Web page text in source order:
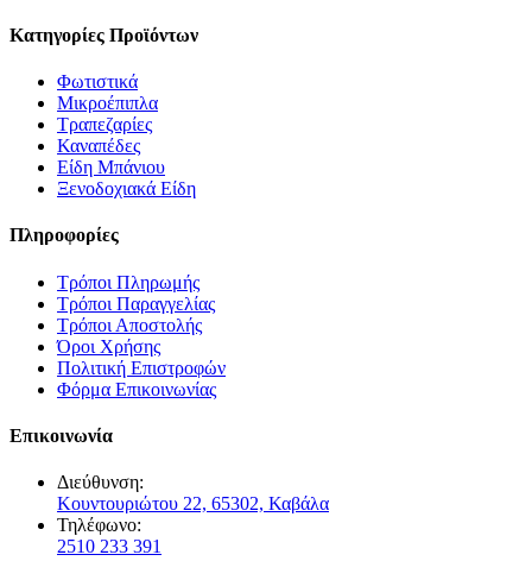
Κατηγορίες Προϊόντων
Φωτιστικά
Μικροέπιπλα
Τραπεζαρίες
Καναπέδες
Είδη Μπάνιου
Ξενοδοχιακά Είδη
Πληροφορίες
Τρόποι Πληρωμής
Τρόποι Παραγγελίας
Τρόποι Αποστολής
Όροι Χρήσης
Πολιτική Επιστροφών
Φόρμα Επικοινωνίας
Επικοινωνία
Διεύθυνση:
Κουντουριώτου 22, 65302, Καβάλα
Τηλέφωνο:
2510 233 391